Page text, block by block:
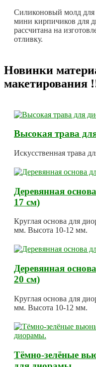
Силиконовый молд для
мини кирпичиков для
рассчитана на
отливку.
Новинки
макетирования
Высокая трава
Искусственная трава
Деревянная
17 см)
Круглая основа для
мм. Высота 10-12 мм.
Деревянная
20 см)
Круглая основа для
мм. Высота 10-12 мм.
Тёмно-зелёные